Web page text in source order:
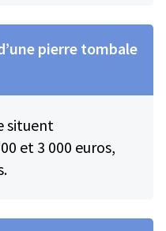
pierre tombale
situent
et 3 000 euros,